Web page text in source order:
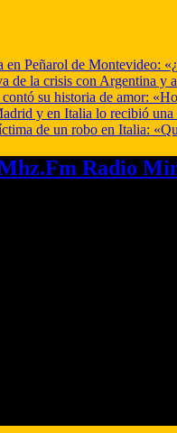
Peñarol de Montevideo:
de la crisis con Argentina y
su historia de amor:
y en Italia lo recibió
de un robo en Italia:
Fm Radio